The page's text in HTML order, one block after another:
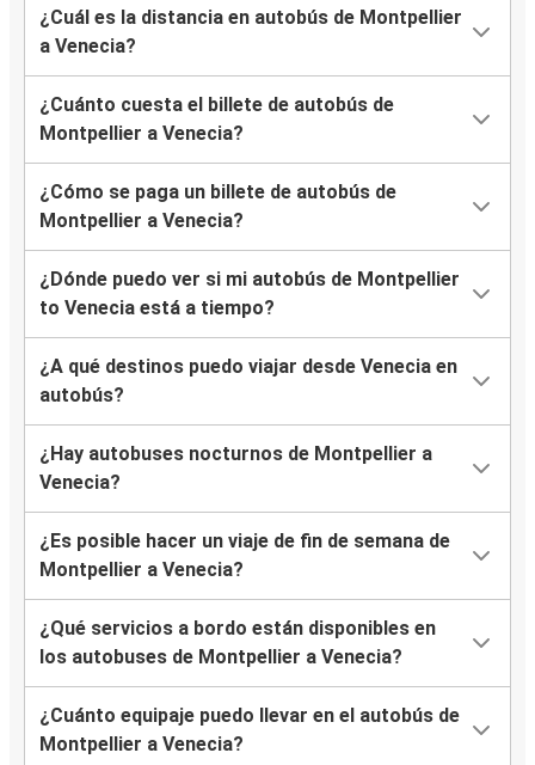
¿Cuál es la distancia en autobús de Montpellier
a Venecia?
¿Cuánto cuesta el billete de autobús de
Montpellier a Venecia?
¿Cómo se paga un billete de autobús de
Montpellier a Venecia?
¿Dónde puedo ver si mi autobús de Montpellier
to Venecia está a tiempo?
¿A qué destinos puedo viajar desde Venecia en
autobús?
¿Hay autobuses nocturnos de Montpellier a
Venecia?
¿Es posible hacer un viaje de fin de semana de
Montpellier a Venecia?
¿Qué servicios a bordo están disponibles en
los autobuses de Montpellier a Venecia?
¿Cuánto equipaje puedo llevar en el autobús de
Montpellier a Venecia?